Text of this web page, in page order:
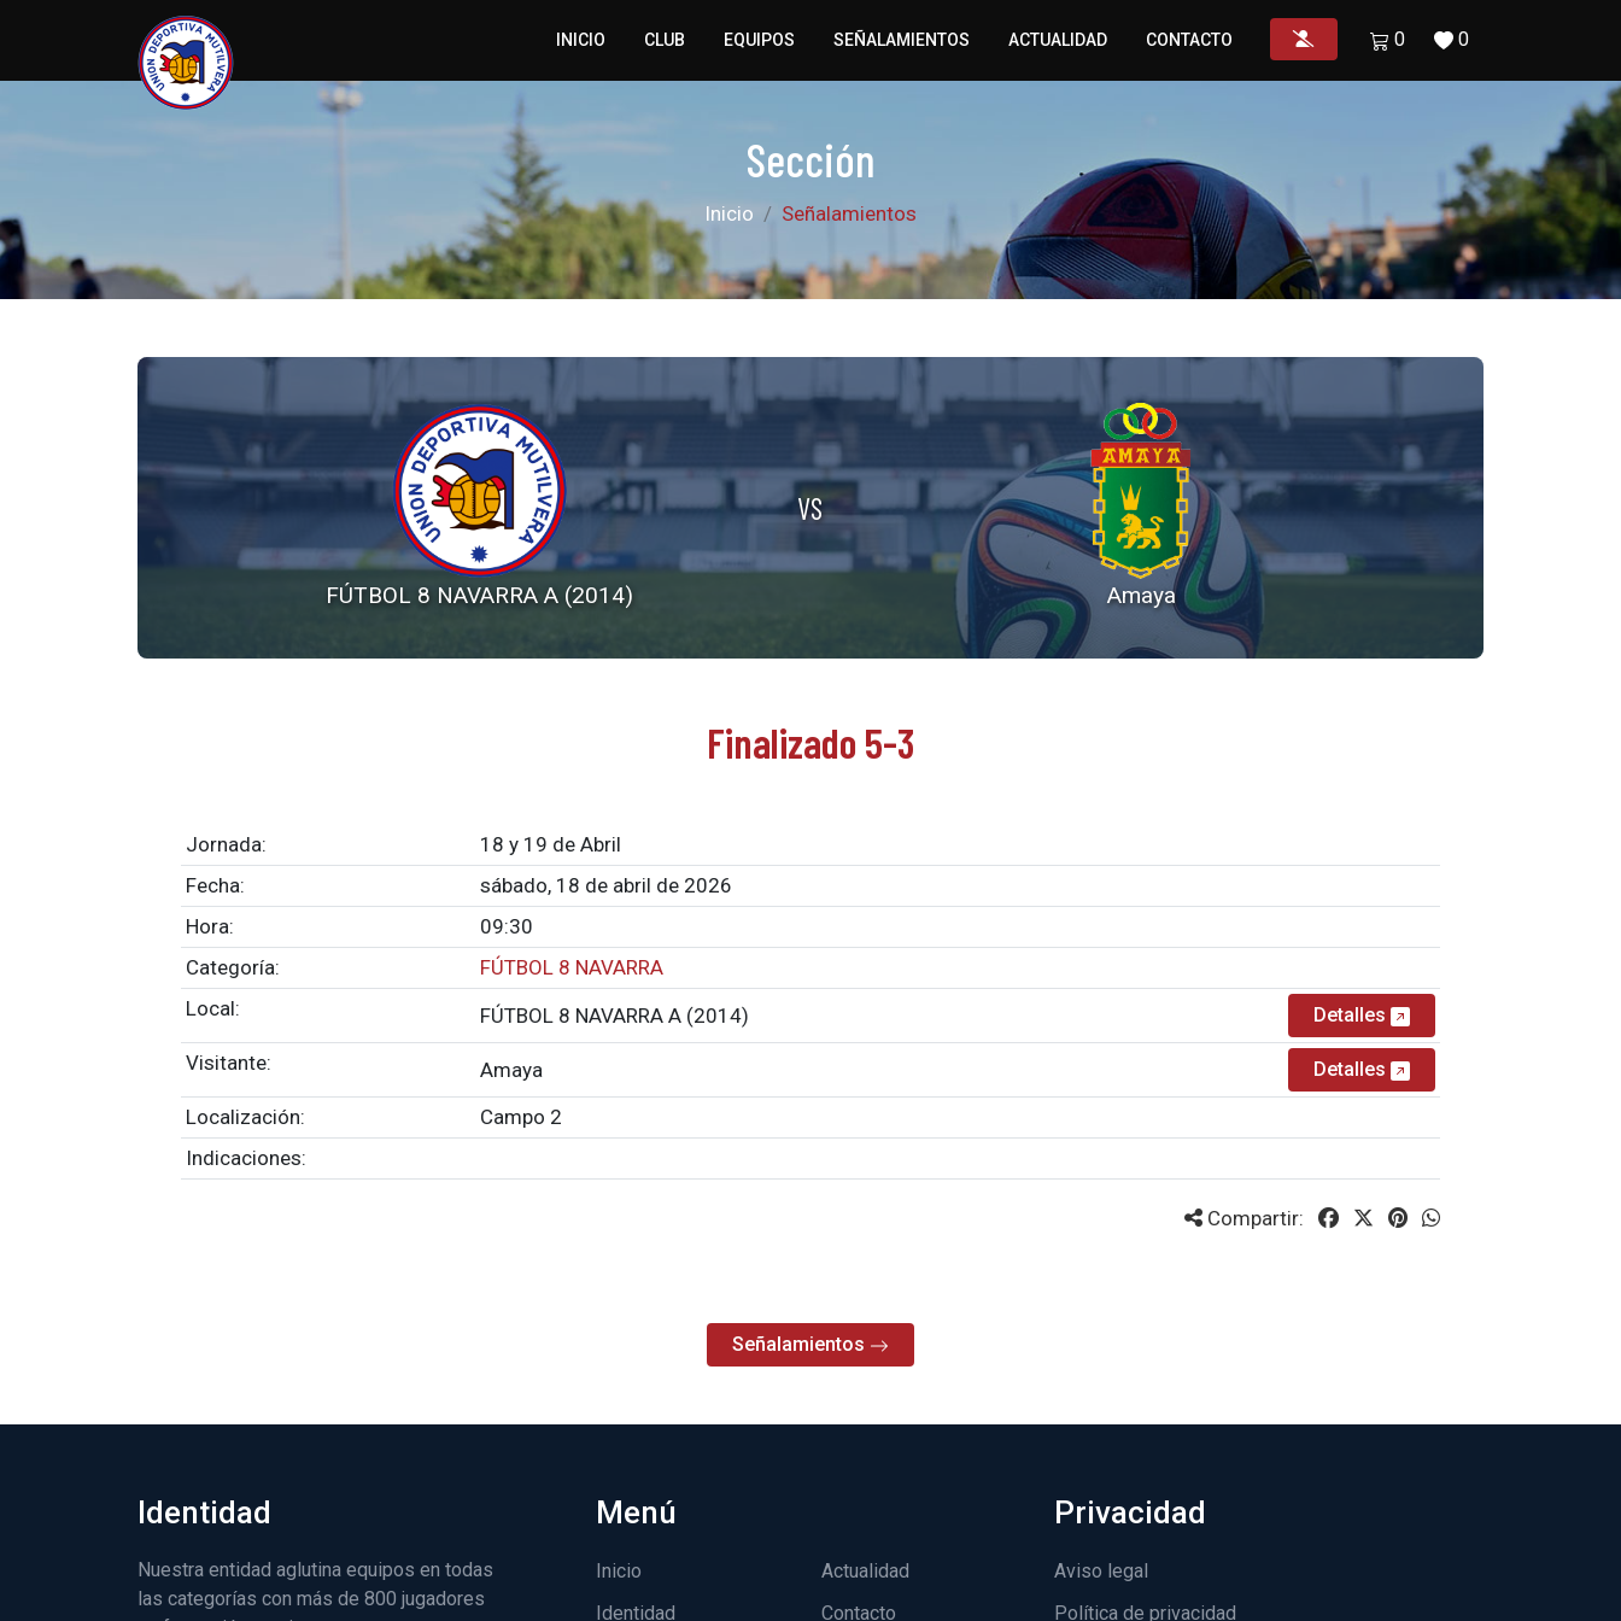
INICIO CLUB EQUIPOS SEÑALAMIENTOS ACTUALIDAD CONTACTO 0 0
Sección
Inicio Señalamientos
FÚTBOL 8 NAVARRA A (2014)
VS
Amaya
Finalizado 5-3
Jornada:
18 y 19 de Abril
Fecha:
sábado, 18 de abril de 2026
Hora:
09:30
Categoría:
FÚTBOL 8 NAVARRA
Local:
FÚTBOL 8 NAVARRA A (2014) Detalles
Visitante: Amaya Detalles
Localización:
Campo 2
Indicaciones:
Compartir:
Señalamientos
Identidad
Nuestra entidad aglutina equipos en todas
las categorías con más de 800 jugadores
Menú
Inicio
Identidad
Actualidad
Contacto
Privacidad
Aviso legal
Política de privacidad